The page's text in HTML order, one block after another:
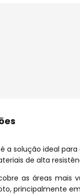
a solução ideal
de alta
as áreas mais
principalmente